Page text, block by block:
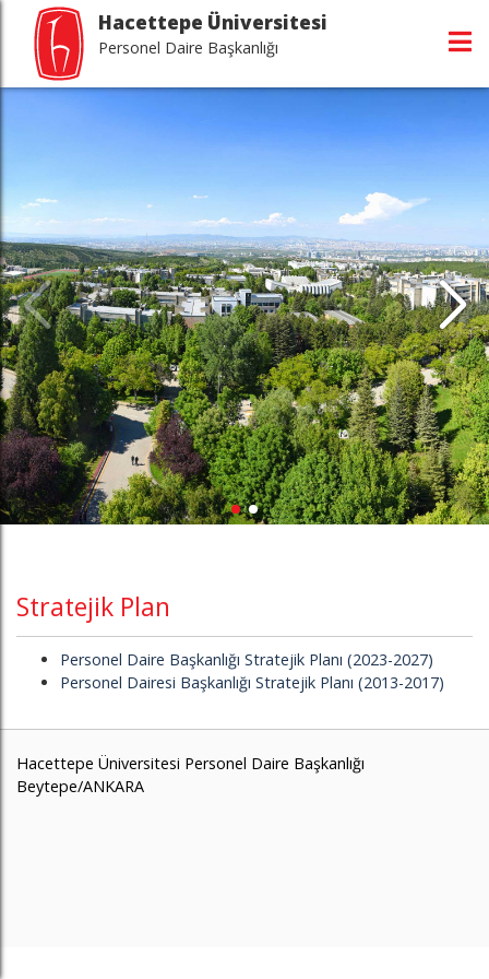
Hacettepe Üniversitesi
Personel Daire Başkanlığı
Stratejik Plan
Personel Daire Başkanlığı Stratejik Planı (2023-2027)
Personel Dairesi Başkanlığı Stratejik Planı (2013-2017)
Hacettepe Üniversitesi Personel Daire Başkanlığı
Beytepe/ANKARA